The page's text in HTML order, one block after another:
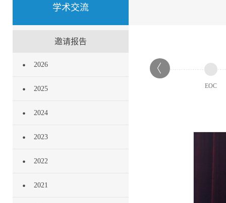
学术交流
邀请报告
2026
2025
2024
2023
2022
2021
EOC
论坛